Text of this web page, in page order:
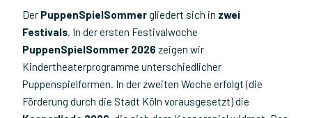
Der PuppenSpielSommergliedert sich in zwei
Festivals. In der ersten Festivalwoche
PuppenSpielSommer 2026 zeigen wir
Kindertheaterprogramme unterschiedlicher
Puppenspielformen. In der zweiten Woche erfolgt (die
Förderung durch die Stadt Köln vorausgesetzt) die